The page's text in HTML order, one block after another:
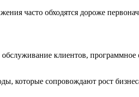
часто обходятся дороже
клиентов,
которые сопровождают рост